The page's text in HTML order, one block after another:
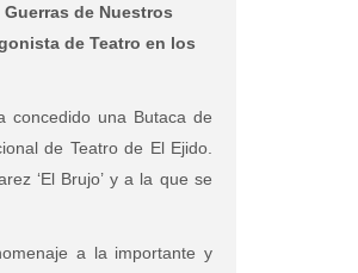
de Nuestros
de Teatro en los
concedido una Butaca de
de Teatro de El Ejido.
‘El Brujo’ y a la que se
a la importante y